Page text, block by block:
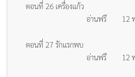
ตอนที่ 26 เครื่องแก้ว
อ่านฟรี
12
ตอนที่ 27 รักแรกพบ
อ่านฟรี
12